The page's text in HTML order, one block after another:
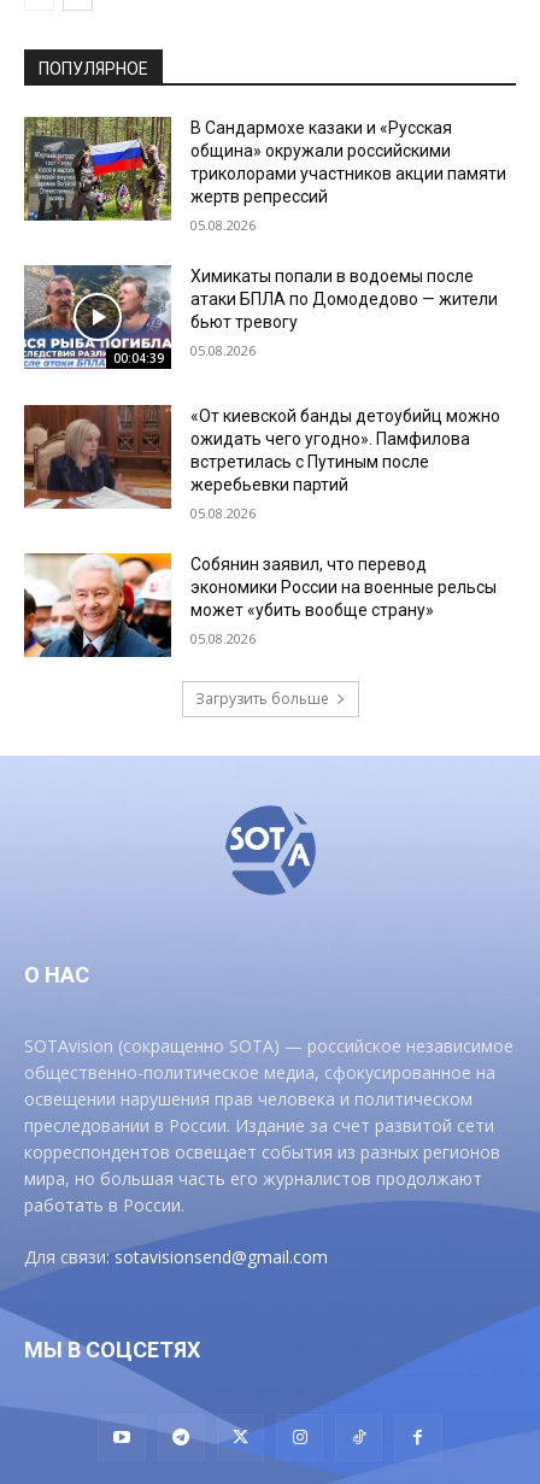
ПОПУЛЯРНОЕ
В Сандармохе казаки и «Русская
община» окружали российскими
триколорами участников акции памяти
жертв репрессий
05.08.2026
00:04:39
Химикаты попали в водоемы после
атаки БПЛА по Домодедово — жители
бьют тревогу
05.08.2026
«От киевской банды детоубийц можно
ожидать чего угодно». Памфилова
встретилась с Путиным после
жеребьевки партий
05.08.2026
Собянин заявил, что перевод
экономики России на военные рельсы
может «убить вообще страну»
05.08.2026
Загрузить больше
О НАС
SOTAvision (сокращенно SOTA) — российское независимое
общественно-политическое медиа, сфокусированное на
освещении нарушения прав человека и политическом
преследовании в России. Издание за счет развитой сети
корреспондентов освещает события из разных регионов
мира, но большая часть его журналистов продолжают
работать в России.
Для связи:sotavisionsend@gmail.com
МЫ В СОЦСЕТЯХ